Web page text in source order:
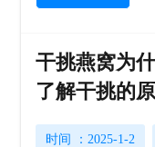
干挑燕窝为
了解干挑的
时间 ：2025-1-2